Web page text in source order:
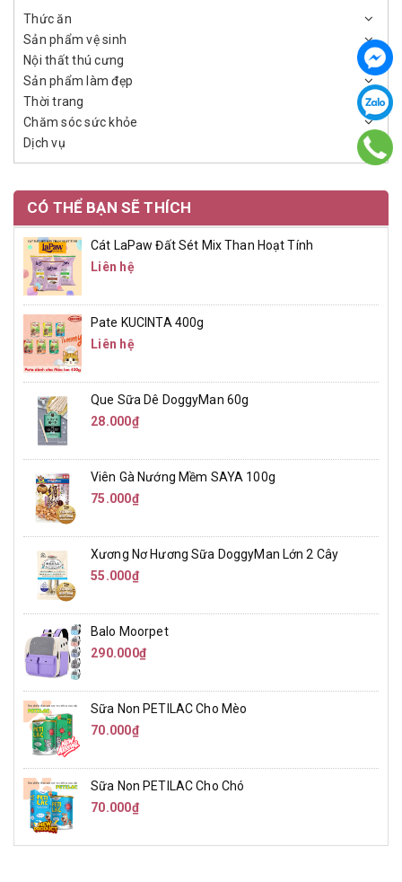
Thức ăn
Sản phẩm vệ sinh
Nội thất thú cưng
Sản phẩm làm đẹp
Thời trang
Chăm sóc sức khỏe
Dịch vụ
CÓ THỂ BẠN SẼ THÍCH
Cát LaPaw Đất Sét Mix Than Hoạt Tính
Liên hệ
Pate KUCINTA 400g
Liên hệ
Que Sữa Dê DoggyMan 60g
28.000₫
Viên Gà Nướng Mềm SAYA 100g
75.000₫
Xương Nơ Hương Sữa DoggyMan Lớn 2 Cây
55.000₫
Balo Moorpet
290.000₫
Sữa Non PETILAC Cho Mèo
70.000₫
Sữa Non PETILAC Cho Chó
70.000₫